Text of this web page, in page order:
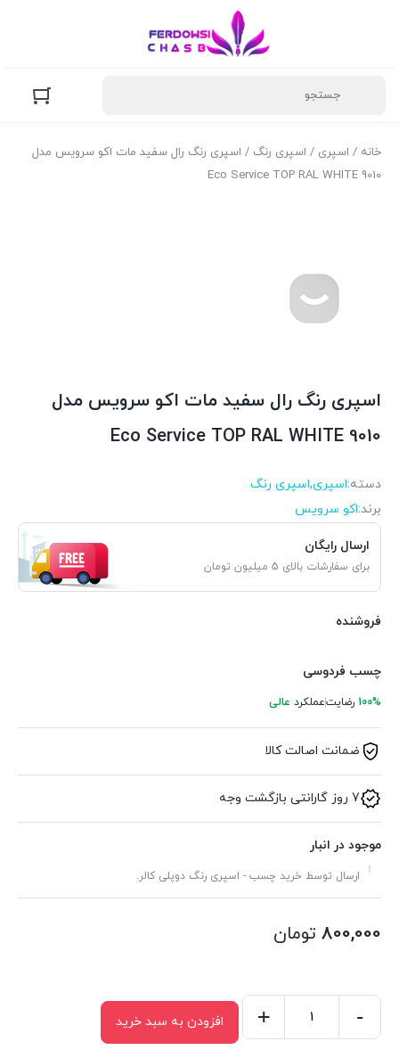
خانه / اسپری / اسپری رنگ / اسپری رنگ رال سفید مات اکو سرویس مدل
9010 Eco Service TOP RAL WHITE
اسپری رنگ رال سفید مات اکو سرویس مدل
9010 Eco Service TOP RAL WHITE
دسته:اسپری,اسپری رنگ
برند:اکو سرویس
ارسال رایگان
برای سفارشات بالای 5 میلیون تومان
فروشنده
چسب فردوسی
100% رضایتعملکرد عالی
ضمانت اصالت کالا
7 روز گارانتی بازگشت وجه
موجود در انبار
ارسال توسط خرید چسب - اسپری رنگ دوپلی کالر.
800,000 تومان
-
+ افزودن به سبد خرید